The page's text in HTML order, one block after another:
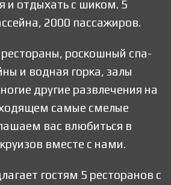
и отдыхать с шиком. 5
2000 пассажиров.
роскошный спа-
и водная горка, залы
другие развлечения на
самые смелые
вас влюбиться в
вместе с нами.
гостям 5 ресторанов с